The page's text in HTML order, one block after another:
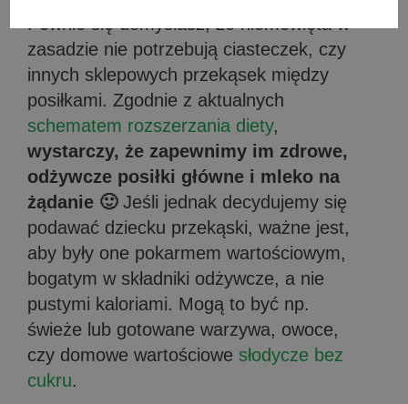
Pewnie się domyślasz, że niemowlęta w
zasadzie nie potrzebują ciasteczek, czy
innych sklepowych przekąsek między
posiłkami. Zgodnie z aktualnych
schematem rozszerzania diety,
wystarczy, że zapewnimy im zdrowe,
odżywcze posiłki główne i mleko na
żądanie 🙂Jeśli jednak decydujemy się
podawać dziecku przekąski, ważne jest,
aby były one pokarmem wartościowym,
bogatym w składniki odżywcze, a nie
pustymi kaloriami. Mogą to być np.
świeże lub gotowane warzywa, owoce,
czy domowe wartościowe słodycze bez
cukru.